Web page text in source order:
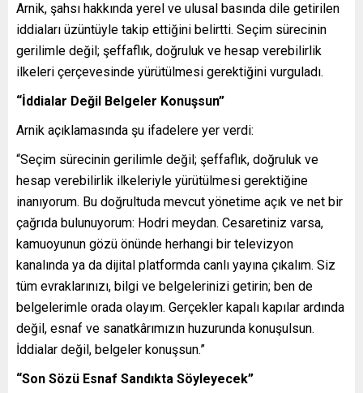
Arnik, şahsı hakkında yerel ve ulusal basında dile getirilen
iddiaları üzüntüyle takip ettiğini belirtti. Seçim sürecinin
gerilimle değil; şeffaflık, doğruluk ve hesap verebilirlik
ilkeleri çerçevesinde yürütülmesi gerektiğini vurguladı.
“İddialar Değil Belgeler Konuşsun”
Arnik açıklamasında şu ifadelere yer verdi:
“Seçim sürecinin gerilimle değil; şeffaflık, doğruluk ve
hesap verebilirlik ilkeleriyle yürütülmesi gerektiğine
inanıyorum. Bu doğrultuda mevcut yönetime açık ve net bir
çağrıda bulunuyorum: Hodri meydan. Cesaretiniz varsa,
kamuoyunun gözü önünde herhangi bir televizyon
kanalında ya da dijital platformda canlı yayına çıkalım. Siz
tüm evraklarınızı, bilgi ve belgelerinizi getirin; ben de
belgelerimle orada olayım. Gerçekler kapalı kapılar ardında
değil, esnaf ve sanatkârımızın huzurunda konuşulsun.
İddialar değil, belgeler konuşsun.”
“Son Sözü Esnaf Sandıkta Söyleyecek”